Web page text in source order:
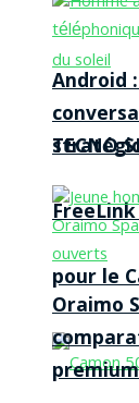
TECNO
pour le
Android
Oraimo